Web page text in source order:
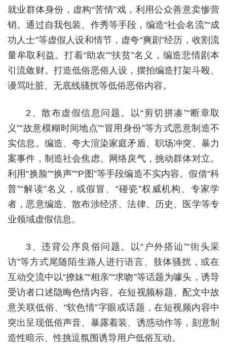
就业群体身份，虚构“苦情”戏，利用公众善意卖惨营
销。通过自我包装、作秀等手段，编造“社会名流”“成
功人士”等虚假人设和情节，虚夸“爽剧”经历，收割流
量牟取利益。打着“助农”“扶贫”名义，编造悲情剧本
引流敛财。打造低俗恶俗人设，摆拍编造打架斗殴、
谩骂吐脏、无底线骚扰等低俗恶俗内容。
2、散布虚假信息问题。以“剪切拼凑”“断章取
义”“故意模糊时间地点”“冒用身份”等方式恶意制造不
实信息。编造、夸大渲染家庭矛盾、职场冲突、暴力
案事件，制造社会焦虑、网络戾气，挑动群体对立。
利用“换脸”“换声”“P图”等手段编造不实内容。假借“科
普”“解读”名义，或假冒、“碰瓷”权威机构、专家学
者，恶意编造、散布涉经济、法律、历史、医学等专
业领域虚假信息。
3、违背公序良俗问题。以“户外搭讪”“街头采
访”等方式尾随陌生路人进行语言、肢体骚扰，或在
互动交流中以“撩妹”“相亲”“求吻”等话题为噱头，诱导
受访者口述隐晦色情内容。在短视频标题、配文中故
意关联低俗、“软色情”字眼或话题，在短视频内容中
突出呈现低俗声音、暴露着装、诱惑动作等，刻意制
造性暗示、性挑逗氛围诱导用户低俗互动。